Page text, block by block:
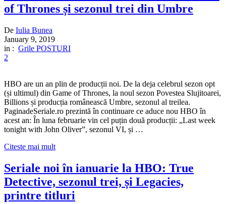
of Thrones și sezonul trei din Umbre
De Iulia Bunea
January 9, 2019
in : Grile POSTURI
2
HBO are un an plin de producții noi. De la deja celebrul sezon opt
(și ultimul) din Game of Thrones, la noul sezon Povestea Slujitoarei,
Billions și producția românească Umbre, sezonul al treilea.
PaginadeSeriale.ro prezintă în continuare ce aduce nou HBO în
acest an: În luna februarie vin cel puțin două producții: „Last week
tonight with John Oliver”, sezonul VI, și …
Citeste mai mult
Seriale noi în ianuarie la HBO: True
Detective, sezonul trei, și Legacies,
printre titluri